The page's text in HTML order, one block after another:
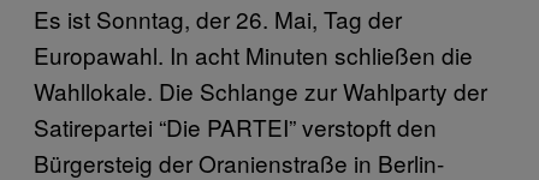
Es ist Sonntag, der 26. Mai, Tag der
Europawahl. In acht Minuten schließen die
Wahllokale. Die Schlange zur Wahlparty der
Satirepartei “Die PARTEI” verstopft den
Bürgersteig der Oranienstraße in Berlin-